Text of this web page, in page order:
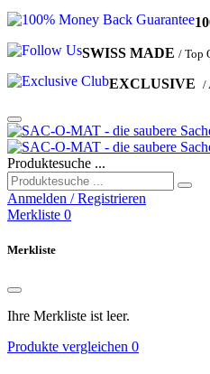
SWISS MADE / Top
EXCLUSIVE /
Produktesuche ...
Anmelden / Registrieren
Merkliste 0
Merkliste
Ihre Merkliste ist leer.
Produkte vergleichen 0